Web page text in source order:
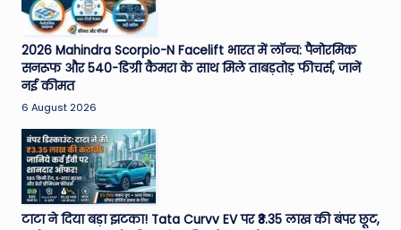
d
T
h
e
W
o
rl
d
2026 Mahindra Scorpio-N Facelift भारत में लॉन्च: पैनोरमिक
सनरूफ और 540-डिग्री कैमरा के साथ मिले ताबड़तोड़ फीचर्स, जानें
नई कीमत
6 August 2026
टाटा ने दिया बड़ा झटका! Tata Curvv EV पर ₹3.35 लाख की बंपर छूट,